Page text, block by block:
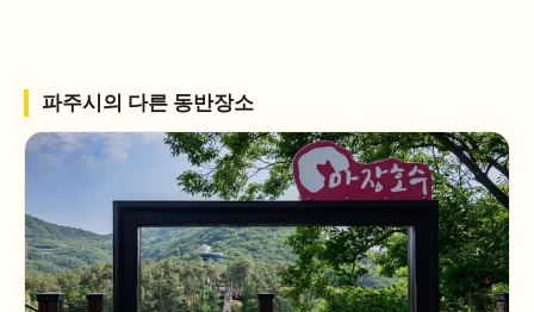
파주시 의 다른 동반장소